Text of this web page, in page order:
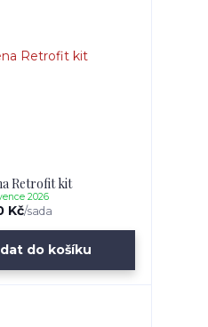
Retrofit kit
Kč/sada
2026
do košíku